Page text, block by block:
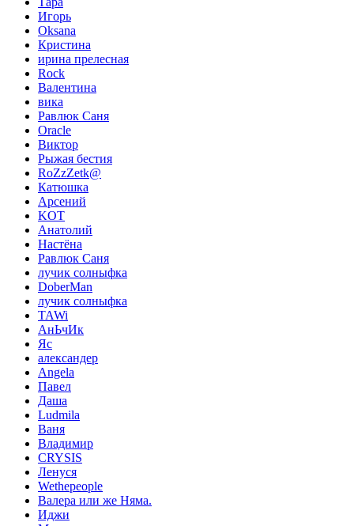
Игорь
Oksana
Кристина
ирина прелесная
Rock
Валентина
вика
Равлюк Саня
Oracle
Виктор
Рыжая бестия
RoZzZetk@
Катюшка
Арсений
KOT
Анатолий
Настёна
Равлюк Саня
лучик солныфка
DoberMan
лучик солныфка
TAWi
АнЬчИк
Яс
александер
Angela
Павел
Даша
Ludmila
Ваня
Владимир
CRYSIS
Ленуся
Wethepeople
Валера или же Няма.
Иджи